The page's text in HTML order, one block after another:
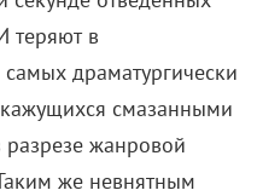
теряют в
самых драматургически
смазанными
жанровой
же невнятным